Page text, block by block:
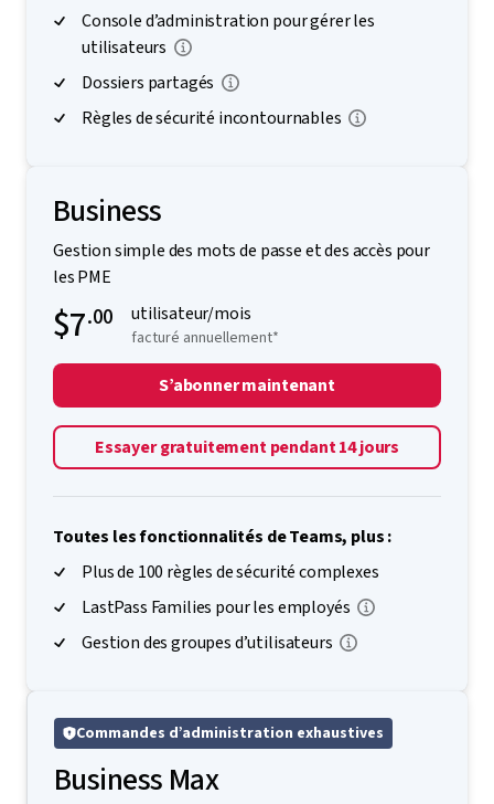
Console d’administration pour gérer les
utilisateurs
Dossiers partagés
Règles de sécurité incontournables
Business
Gestion simple des mots de passe et des accès pour
les PME
$7.00 utilisateur/mois
facturé annuellement*
S’abonner maintenant
Essayer gratuitement pendant 14 jours
Toutes les fonctionnalités de Teams, plus :
Plus de 100 règles de sécurité complexes
LastPass Families pour les employés
Gestion des groupes d’utilisateurs
Commandes d’administration exhaustives
Business Max